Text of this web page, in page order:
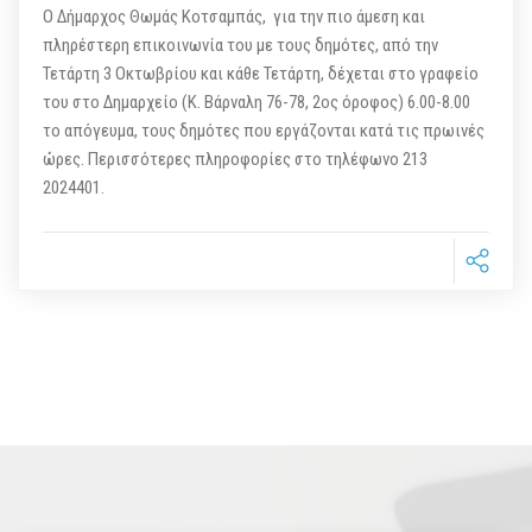
Ο Δήμαρχος Θωμάς Κοτσαμπάς, για την πιο άμεση και
πληρέστερη επικοινωνία του με τους δημότες, από την
Τετάρτη 3 Οκτωβρίου και κάθε Τετάρτη, δέχεται στο γραφείο
του στο Δημαρχείο (Κ. Βάρναλη 76-78, 2ος όροφος) 6.00-8.00
το απόγευμα, τους δημότες που εργάζονται κατά τις πρωινές
ώρες. Περισσότερες πληροφορίες στο τηλέφωνο 213
2024401.